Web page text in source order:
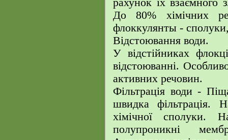
рахунок їх взаємного
До 80% хімічних
флоккулянты -
Відстоювання води.
У відстійниках
відстоюванні.
активних речовин.
Фільтрація води -
швидка фільтрація.
хімічної сполуки.
полупроникні